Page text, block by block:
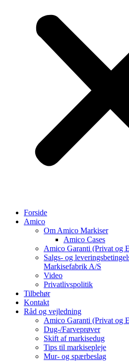
Forside
Amico
Om Amico Markiser
Amico Cases
Amico Garanti (Privat og
Salgs- og
Markisefabrik A/S
Video
Privatlivspolitik
Tilbehør
Kontakt
Råd og vejledning
Amico Garanti (Privat og
Dug-/Farveprøver
Skift af markisedug
Tips til markisepleje
Mur- og spærbeslag